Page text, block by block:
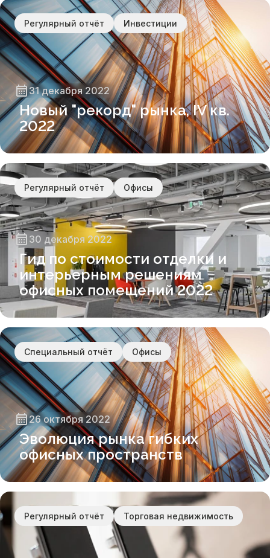
Регулярный отчёт Инвестиции
31 декабря 2022
Новый "рекорд" рынка, IV кв.
2022
Регулярный отчёт Офисы
30 декабря 2022
Гид по стоимости отделки и
интерьерным решениям
офисных помещений 2022
Специальный отчёт Офисы
26 октября 2022
Эволюция рынка гибких
офисных пространств
Регулярный отчёт Торговая недвижимость